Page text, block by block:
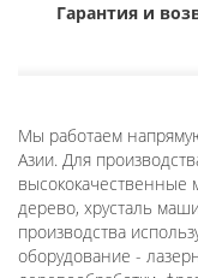
Гарантия и
Мы работаем
Азии. Для
высококачественные
дерево, хрусталь
производства
оборудование -